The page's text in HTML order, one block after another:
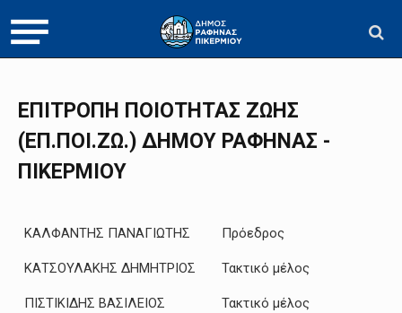
ΕΠΙΤΡΟΠΗ ΠΟΙΟΤΗΤΑΣ ΖΩΗΣ
(ΕΠ.ΠΟΙ.ΖΩ.) ΔΗΜΟΥ ΡΑΦΗΝΑΣ -
ΠΙΚΕΡΜΙΟΥ
ΚΑΛΦΑΝΤΗΣ ΠΑΝΑΓΙΩΤΗΣ Πρόεδρος
ΚΑΤΣΟΥΛΑΚΗΣ ΔΗΜΗΤΡΙΟΣ Τακτικό μέλος
ΠΙΣΤΙΚΙΔΗΣ ΒΑΣΙΛΕΙΟΣ Τακτικό μέλος